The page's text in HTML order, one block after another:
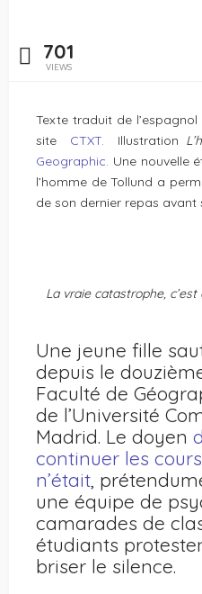
701
VIEWS
Texte traduit de
site CTXT. Illustration
Geographic. Une nouvelle
l’homme de Tollund a
de son dernier repas avant
La vraie catastrophe,
Une jeune fille
depuis le
Faculté de
de l’Université
Madrid. Le doyen
continuer les
n’était ,
une équipe de
camarades de
étudiants
briser le silence.